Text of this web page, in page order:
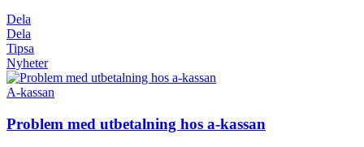
Dela
Dela
Tipsa
Nyheter
A-kassan
Problem med utbetalning hos a-kassan